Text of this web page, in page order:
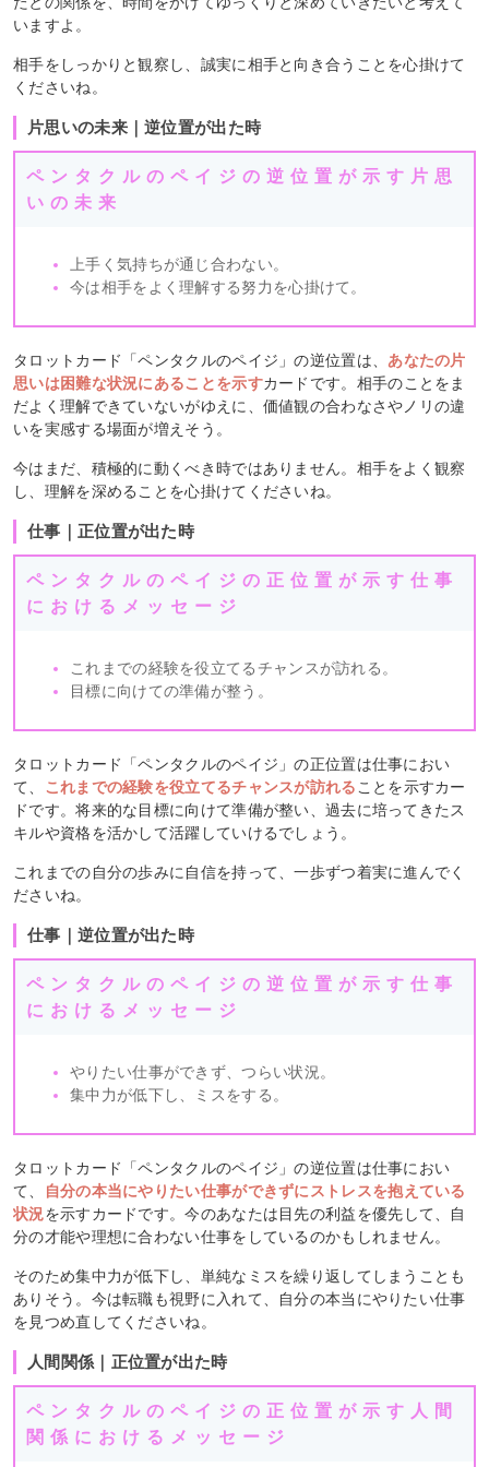
いますよ。
相手をしっかりと観察し、誠実に相手と向き合うことを心掛けて
くださいね。
片思いの未来｜逆位置が出た時
ペンタクルのペイジの逆位置が示す片思
いの未来
上手く気持ちが通じ合わない。
今は相手をよく理解する努力を心掛けて。
タロットカード「ペンタクルのペイジ」の逆位置は、 あなたの片
思いは困難な状況にあることを示すカードです。相手のことをま
だよく理解できていないがゆえに、価値観の合わなさやノリの違
いを実感する場面が増えそう。
今はまだ、積極的に動くべき時ではありません。相手をよく観察
し、理解を深めることを心掛けてくださいね。
仕事｜正位置が出た時
ペンタクルのペイジの正位置が示す仕事
におけるメッセージ
これまでの経験を役立てるチャンスが訪れる。
目標に向けての準備が整う。
タロットカード「ペンタクルのペイジ」の正位置は仕事におい
て、 これまでの経験を役立てるチャンスが訪れる ことを示すカー
ドです。将来的な目標に向けて準備が整い、過去に培ってきたス
キルや資格を活かして活躍していけるでしょう。
これまでの自分の歩みに自信を持って、一歩ずつ着実に進んでく
ださいね。
仕事｜逆位置が出た時
ペンタクルのペイジの逆位置が示す仕事
におけるメッセージ
やりたい仕事ができず、つらい状況。
集中力が低下し、ミスをする。
タロットカード「ペンタクルのペイジ」の逆位置は仕事におい
て、
自分の本当にやりたい仕事ができずにストレスを抱えている
状況を示すカードです。今のあなたは目先の利益を優先して、自
分の才能や理想に合わない仕事をしているのかもしれません。
そのため集中力が低下し、単純なミスを繰り返してしまうことも
ありそう。今は転職も視野に入れて、自分の本当にやりたい仕事
を見つめ直してくださいね。
人間関係｜正位置が出た時
ペンタクルのペイジの正位置が示す人間
関係におけるメッセージ